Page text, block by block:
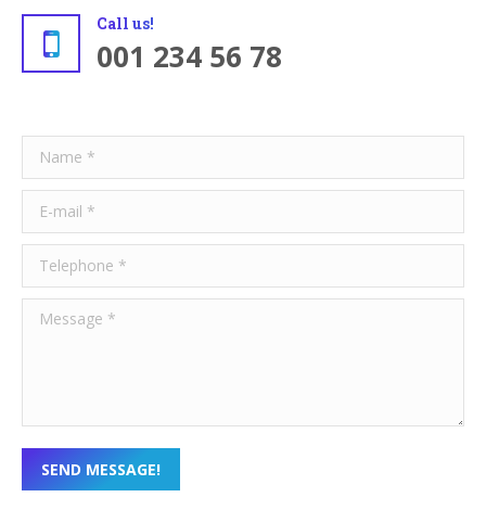
Call us!
001 234 56 78
Name *
E-mail *
Telephone *
Message *
SEND MESSAGE!